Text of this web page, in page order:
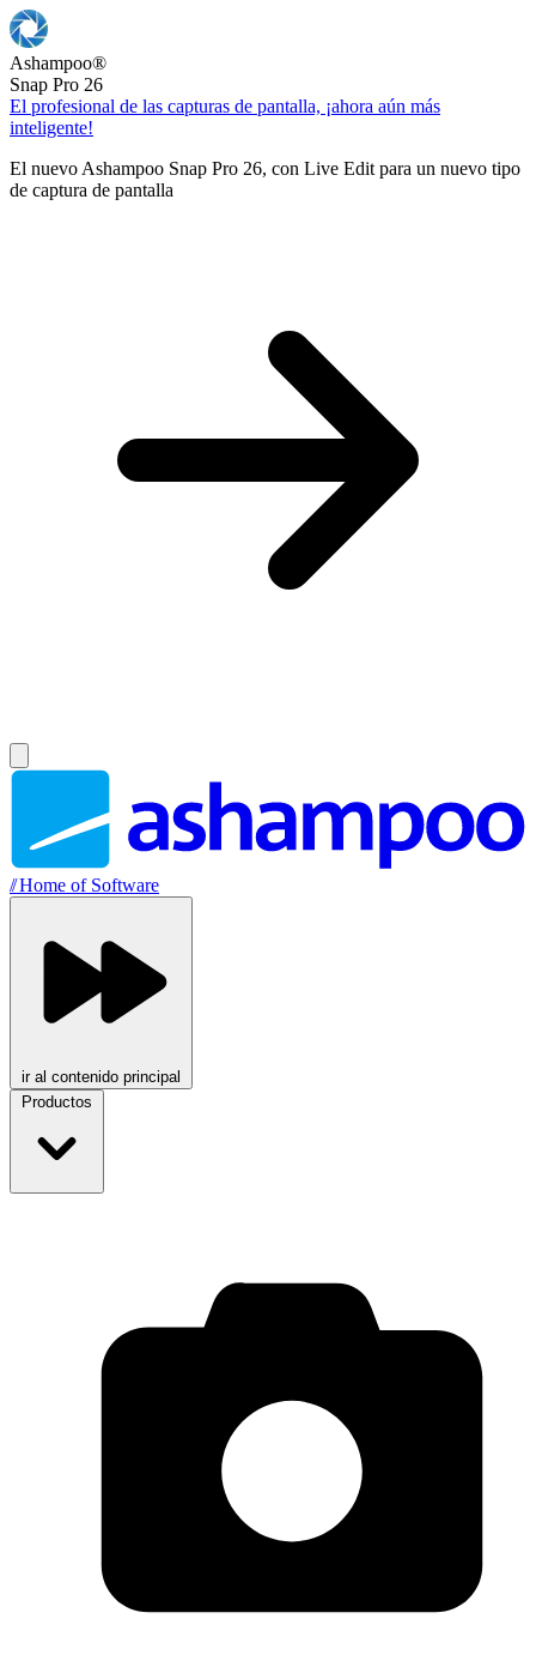
Ashampoo®
Snap Pro 26
El profesional de las capturas de pantalla, ¡ahora aún más
inteligente!
El nuevo Ashampoo Snap Pro 26, con Live Edit para un nuevo tipo
de captura de pantalla
//Home of Software
ir al contenido principal
Productos